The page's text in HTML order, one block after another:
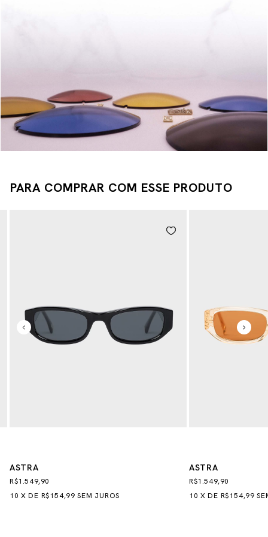
PARA COMPRAR COM ESSE PRODUTO
ASTRA
R$1.549,90
10 XDE R$154,99 SEM JUROS
ASTRA
R$1.549,90
10 XDE R$154,99